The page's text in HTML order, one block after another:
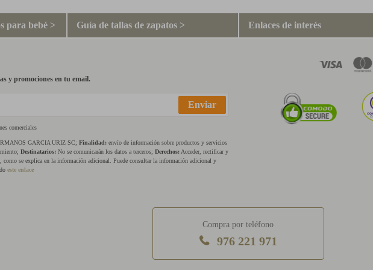
para bebé > Guía de tallas de zapatos > Enlaces de interés
y promociones en tu email.
Enviar
comerciales
GARCIA URIZ SC; Finalidad: envío de información sobre productos y servicios
Destinatarios: No se comunicarán los datos a terceros; Derechos: Acceder, rectificar y
como se explica en la información adicional. Puede consultar la información adicional y
este enlace
Compra por teléfono
976 221 971